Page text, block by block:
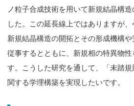
ノ粒子合成技術を用いて新規結晶構
した。この延長線上ではありますが
新規結晶構造の開拓とその形成機構
従事するとともに、新規相の特異物
す。こうした研究を通して、「未踏
関する学理構築を実現したいです。